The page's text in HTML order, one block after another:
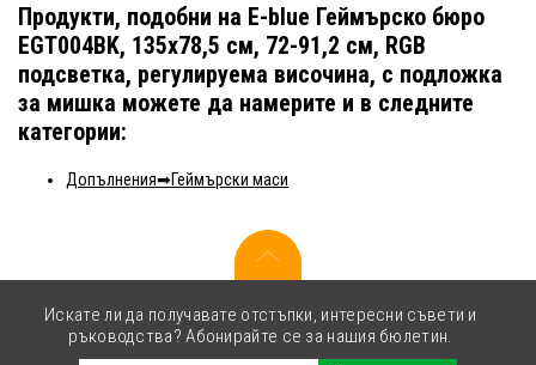
Продукти, подобни на E-blue Геймърско бюро
EGT004BK, 135x78,5 см, 72-91,2 см, RGB
подсветка, регулируема височина, с подложка
за мишка можете да намерите и в следните
категории:
Допълнения Геймърски маси
Искате ли да получавате отстъпки, интересни съвети и
ръководства? Абонирайте се за нашия бюлетин.